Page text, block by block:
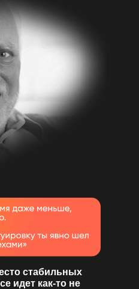
стабильных
идет как-то не